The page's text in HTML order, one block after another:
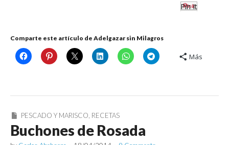
Pin It
Comparte este artículo de Adelgazar sin Milagros
Más
PESCADO Y MARISCO, RECETAS
Buchones de Rosada